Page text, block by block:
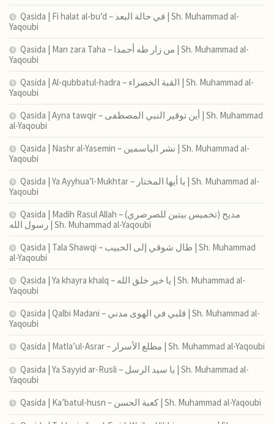
Qasida | Fi halat al-bu’d – في حالة البعد | Sh. Muhammad al-
Yaqoubi
Qasida | Man zara Taha – من زار طه أحمدا | Sh. Muhammad al-
Yaqoubi
Qasida | Al-qubbatul-hadra – القبة الخضراء | Sh. Muhammad al-
Yaqoubi
Qasida | Ayna tawqir – أين توقير النبي المصطفى | Sh. Muhammad
al-Yaqoubi
Qasida | Nashr al-Yasemin – نشر الياسمين | Sh. Muhammad al-
Yaqoubi
Qasida | Ya Ayyhua’l-Mukhtar – يا أيها المختار | Sh. Muhammad al-
Yaqoubi
Qasida | Madih Rasul Allah – (تخميس بيتين للصرصري) مديح
رسول الله | Sh. Muhammad al-Yaqoubi
Qasida | Tala Shawqi – طال شوقي إلى الحبيب | Sh. Muhammad
al-Yaqoubi
Qasida | Ya khayra khalq – يا خير خلق الله | Sh. Muhammad al-
Yaqoubi
Qasida | Qalbi Madani – قلبي في الهوى مدني | Sh. Muhammad al-
Yaqoubi
Qasida | Matla’ul-Asrar – مطلع الأسرار | Sh. Muhammad al-Yaqoubi
Qasida | Ya Sayyid ar-Rusli – يا سيد الرسل | Sh. Muhammad al-
Yaqoubi
Qasida | Ka’batul-husn – كعبة الحسن | Sh. Muhammad al-Yaqoubi